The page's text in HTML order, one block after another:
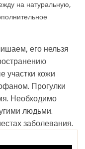
на натуральную,
его нельзя
участки кожи
Прогулки
Необходимо
людьми.
заболевания.